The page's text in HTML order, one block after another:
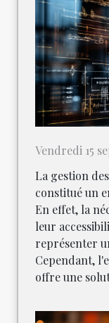
Vendredi 15
La gestion
constitué un
En effet, la
leur
représenter
Cependant,
offre une